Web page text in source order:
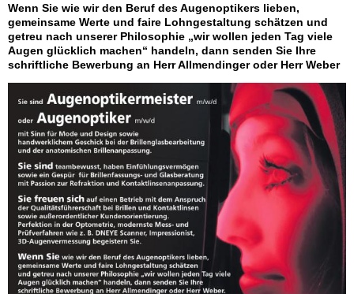
Wenn Sie wie wir den Beruf des Augenoptikers lieben,
gemeinsame Werte und faire Lohngestaltung schätzen und
getreu nach unserer Philosophie „wir wollen jeden Tag viele
Augen glücklich machen“ handeln, dann senden Sie Ihre
schriftliche Bewerbung an Herr Allmendinger oder Herr Weber